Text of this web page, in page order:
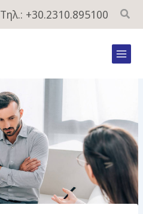
Τηλ.: +30.2310.895100